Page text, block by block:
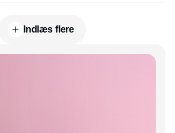
Indlæs flere
Annonce